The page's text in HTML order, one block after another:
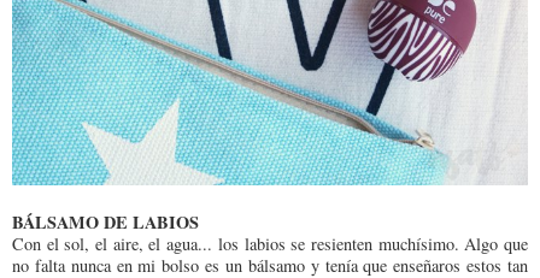
BÁLSAMO DE LABIOS
Con el sol, el aire, el agua... los labios se resienten muchísimo. Algo que
no falta nunca en mi bolso es un bálsamo y tenía que enseñaros estos tan